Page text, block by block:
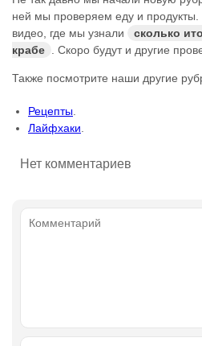
ней мы проверяем еду и
видео, где мы узнали
сколько
крабе
. Скоро будут и другие
Также посмотрите наши другие
Рецепты
Лайфхаки
Нет комментариев